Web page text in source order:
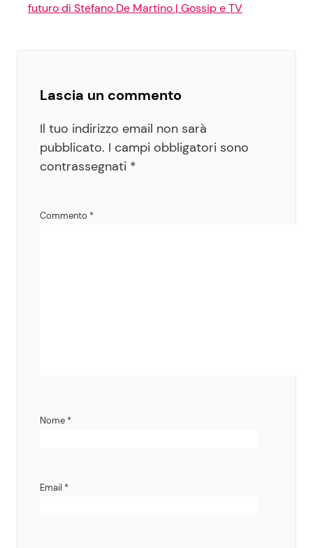
futuro di Stefano De Martino | Gossip e TV
Lascia un commento
Il tuo indirizzo email non sarà
pubblicato. I campi obbligatori sono
contrassegnati *
Commento *
Nome *
Email *